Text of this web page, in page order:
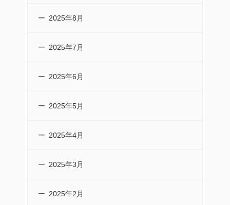
2025年8月
2025年7月
2025年6月
2025年5月
2025年4月
2025年3月
2025年2月